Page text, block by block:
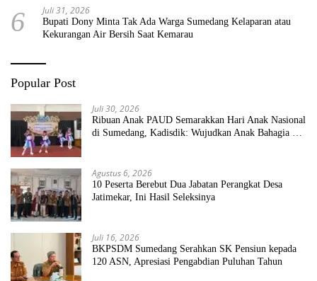
6 Juli 31, 2026
Bupati Dony Minta Tak Ada Warga Sumedang Kelaparan atau
Kekurangan Air Bersih Saat Kemarau
Popular Post
Juli 30, 2026
Ribuan Anak PAUD Semarakkan Hari Anak Nasional
di Sumedang, Kadisdik: Wujudkan Anak Bahagia dan
Agustus 6, 2026
10 Peserta Berebut Dua Jabatan Perangkat Desa
Jatimekar, Ini Hasil Seleksinya
Juli 16, 2026
BKPSDM Sumedang Serahkan SK Pensiun kepada
120 ASN, Apresiasi Pengabdian Puluhan Tahun